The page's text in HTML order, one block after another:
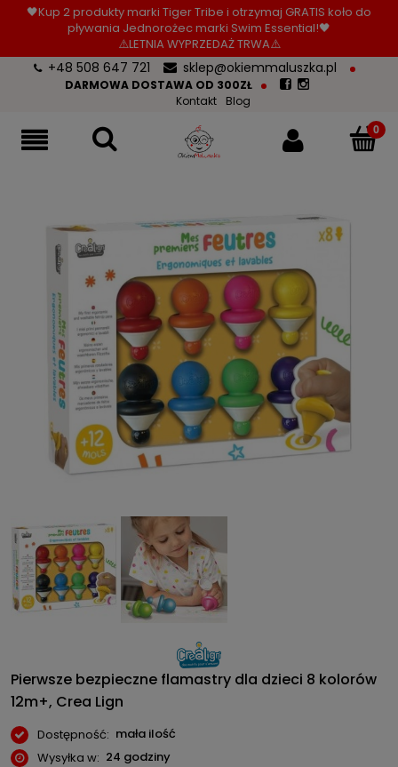
🖤Kup 2 produkty marki Tiger Tribe i otrzymaj GRATIS koło do
pływania Jednorożec marki Swim Essential!🖤
⚠️LETNIA WYPRZEDAŻ TRWA⚠️
+48 508 647 721 sklep@okiemmaluszka.pl
DARMOWA DOSTAWA OD 300ZŁ
Kontakt
Blog
Pierwsze bezpieczne flamastry dla dzieci 8 kolorów
12m+, Crea Lign
Dostępność: mała ilość
Wysyłka w: 24 godziny